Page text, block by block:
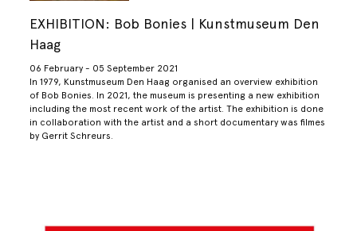
EXHIBITION: Bob Bonies | Kunstmuseum Den
Haag
06 February - 05 September 2021
In 1979, Kunstmuseum Den Haag organised an overview exhibition
of Bob Bonies. In 2021, the museum is presenting a new exhibition
including the most recent work of the artist. The exhibition is done
in collaboration with the artist and a short documentary was filmes
by Gerrit Schreurs.